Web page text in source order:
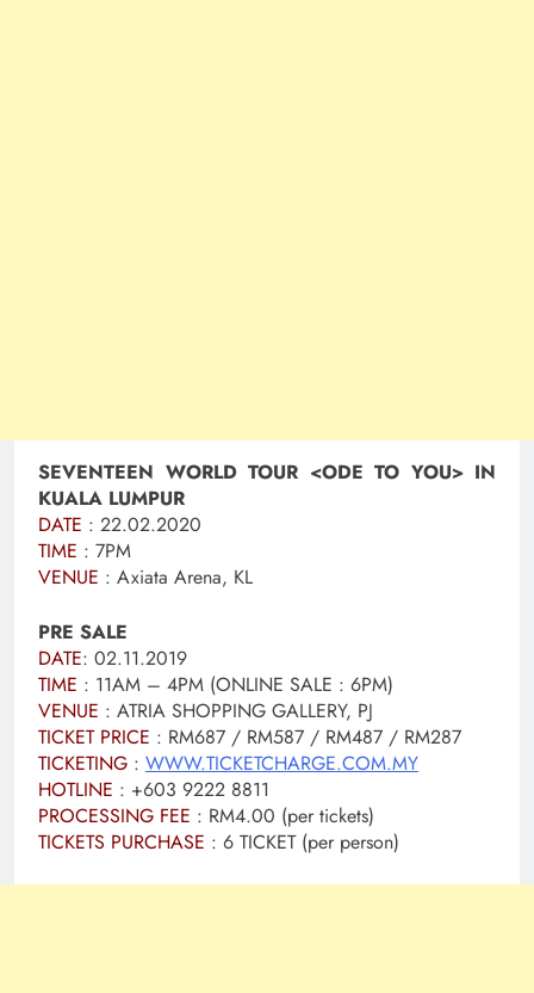
SEVENTEEN WORLD TOUR <ODE TO YOU> IN
KUALA LUMPUR
DATE : 22.02.2020
TIME : 7PM
VENUE : Axiata Arena, KL
PRE SALE
DATE: 02.11.2019
TIME : 11AM – 4PM (ONLINE SALE : 6PM)
VENUE : ATRIA SHOPPING GALLERY, PJ
TICKET PRICE : RM687 / RM587 / RM487 / RM287
TICKETING : WWW.TICKETCHARGE.COM.MY
HOTLINE : +603 9222 8811
PROCESSING FEE : RM4.00 (per tickets)
TICKETS PURCHASE : 6 TICKET (per person)